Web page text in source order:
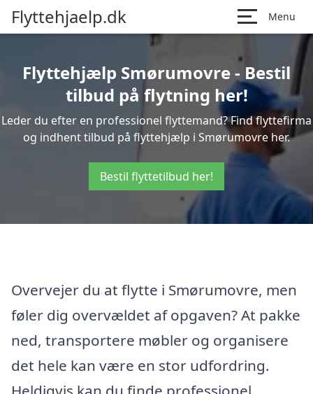
Flyttehjaelp.dk Menu
Flyttehjælp Smørumovre - Bestil
tilbud på flytning her!
Leder du efter en professionel flyttemand? Find flyttefirma
og indhent tilbud på flyttehjælp i Smørumovre her.
Bestil flyttetilbud her!
Overvejer du at flytte i Smørumovre, men
føler dig overvældet af opgaven? At pakke
ned, transportere møbler og organisere
det hele kan være en stor udfordring.